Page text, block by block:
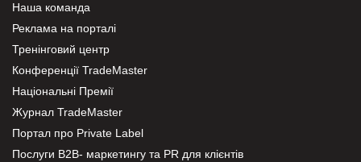
Наша команда
Реклама на порталі
Тренінговий центр
Конференції TradeMaster
Національні Премії
Журнал TradeMaster
Портал про Private Label
Послуги В2В- маркетингу та PR для клієнтів